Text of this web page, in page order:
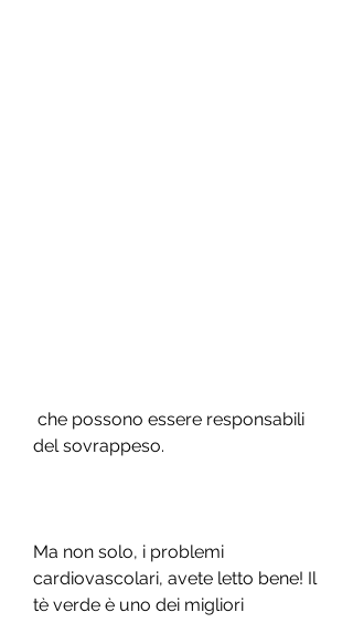
del sovrappeso.
Ma non solo, i problemi
cardiovascolari, avete letto bene! Il
tè verde è uno dei migliori